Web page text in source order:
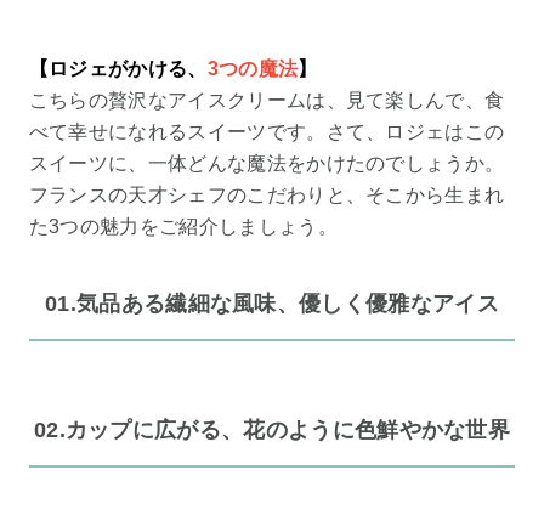
【ロジェがかける、 3つの魔法】
こちらの贅沢なアイスクリームは、見て楽しんで、食
べて幸せになれるスイーツです。さて、ロジェはこの
スイーツに、一体どんな魔法をかけたのでしょうか。
フランスの天才シェフのこだわりと、そこから生まれ
た3つの魅力をご紹介しましょう。
01.気品ある繊細な風味、優しく優雅なアイス
02.カップに広がる、花のように色鮮やかな世界